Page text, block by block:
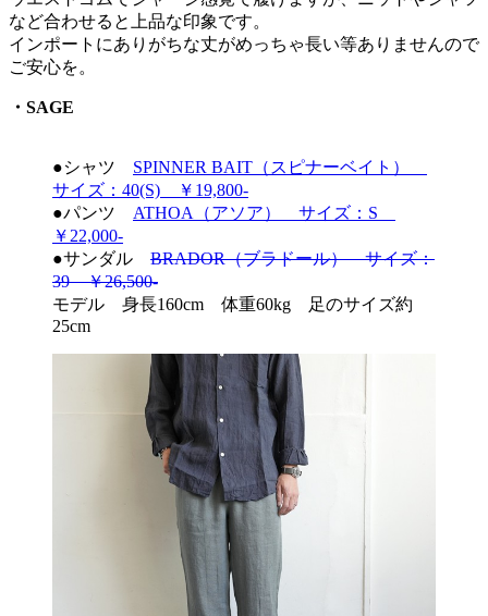
など合わせると上品な印象です。
インポートにありがちな丈がめっちゃ長い等ありませんので
ご安心を。
・SAGE
●シャツ SPINNER BAIT（スピナーベイト）
サイズ：40(S) ￥19,800-
●パンツ ATHOA（アソア） サイズ：S
￥22,000-
●サンダル BRADOR（ブラドール） サイズ：
39 ￥26,500-
モデル 身長160cm 体重60kg 足のサイズ約
25cm